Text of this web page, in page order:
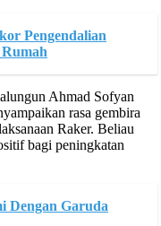
Pengendalian
Ahmad Sofyan
rasa gembira
Raker. Beliau
bagi peningkatan
Dengan Garuda